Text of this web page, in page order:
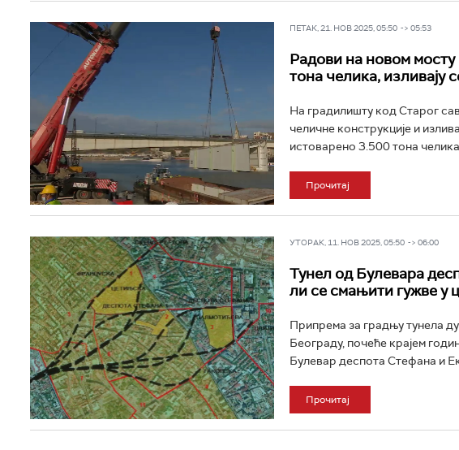
ПЕТАК, 21. НОВ 2025, 05:50 -> 05:53
Радови на новом мосту
тона челика, изливају
На градилишту код Старог
челичне конструкције и
истоварено 3.500 тона
Прочитај
УТОРАК, 11. НОВ 2025, 05:50 -> 06:00
Тунел од Булевара
ли се смањити гужве у
Припрема за градњу тунела
Београду, почеће крајем
Булевар деспота Стефана и
Прочитај